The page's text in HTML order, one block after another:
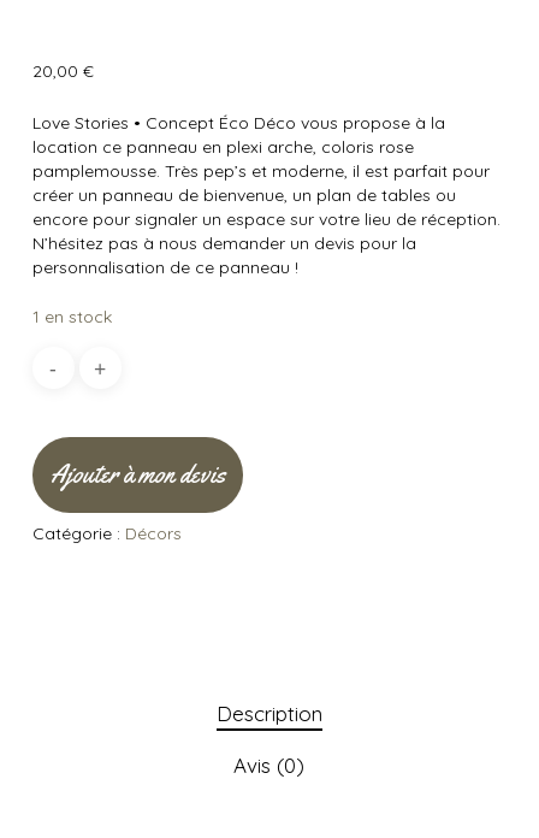
20,00 €
Love Stories • Concept Éco Déco vous propose à la
location ce panneau en plexi arche, coloris rose
pamplemousse. Très pep’s et moderne, il est parfait pour
créer un panneau de bienvenue, un plan de tables ou
encore pour signaler un espace sur votre lieu de réception.
N’hésitez pas à nous demander un devis pour la
personnalisation de ce panneau !
1 en stock
Ajouter à mon devis
Catégorie : Décors
Description
Avis (0)